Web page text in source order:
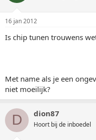
16 jan 2012
Is chip tunen trouwens
Met name als je een
niet moeilijk?
D dion87
Hoort bij de inboedel